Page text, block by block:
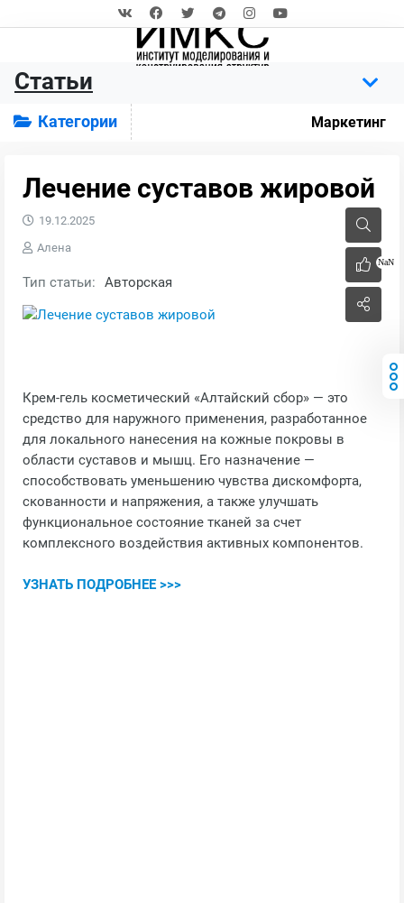
Статьи
Категории Маркетинг
Лечение суставов жировой
NaN
19.12.2025
Алена
Тип статьи: Авторская
Крем-гель косметический «Алтайский сбор» — это
средство для наружного применения, разработанное
для локального нанесения на кожные покровы в
области суставов и мышц. Его назначение —
способствовать уменьшению чувства дискомфорта,
скованности и напряжения, а также улучшать
функциональное состояние тканей за счет
комплексного воздействия активных компонентов.
УЗНАТЬ ПОДРОБНЕЕ >>>